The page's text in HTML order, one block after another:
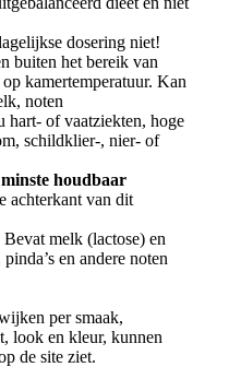
dosering niet!
buiten het bereik van
kamertemperatuur. Kan
noten
hart- of vaatziekten, hoge
schildklier-, nier- of
houdbaar
achterkant van dit
Bevat melk (lactose) en
en andere noten
per smaak,
look en kleur, kunnen
de site ziet.